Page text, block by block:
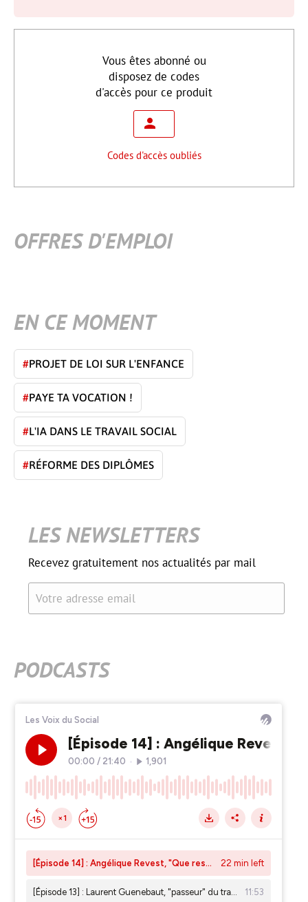
Vous êtes abonné ou
disposez de codes
d'accès pour ce produit
Codes d'accès oubliés
OFFRES D'EMPLOI
EN CE MOMENT
#PROJET DE LOI SUR L'ENFANCE
#PAYE TA VOCATION !
#L'IA DANS LE TRAVAIL SOCIAL
#RÉFORME DES DIPLÔMES
LES NEWSLETTERS
Recevez gratuitement nos actualités par mail
Votre adresse email
PODCASTS